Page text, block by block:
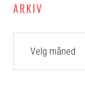
ARKIV